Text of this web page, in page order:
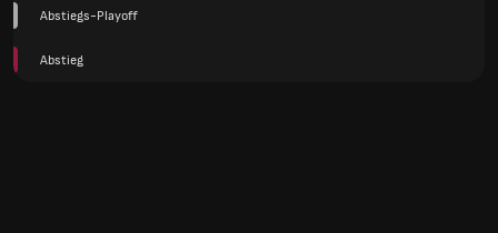
Abstiegs-Playoff
Abstieg